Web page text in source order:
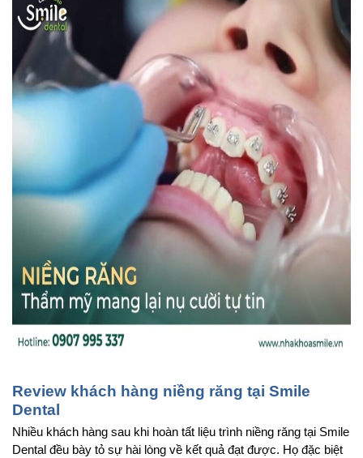
Review khách hàng niềng răng tại Smile
Dental
Nhiều khách hàng sau khi hoàn tất liệu trình niềng răng tại Smile
Dental đều bày tỏ sự hài lòng về kết quả đạt được. Họ đặc biệt